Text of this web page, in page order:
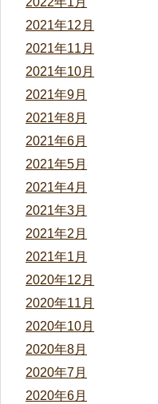
2021年12月
2021年11月
2021年10月
2021年9月
2021年8月
2021年6月
2021年5月
2021年4月
2021年3月
2021年2月
2021年1月
2020年12月
2020年11月
2020年10月
2020年8月
2020年7月
2020年6月